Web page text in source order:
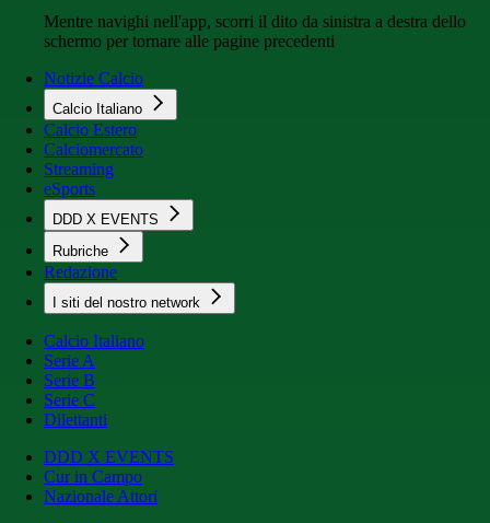
Mentre navighi nell'app, scorri il dito da sinistra a destra dello
schermo per tornare alle pagine precedenti
Notizie Calcio
Calcio Italiano
Calcio Estero
Calciomercato
Streaming
eSports
DDD X EVENTS
Rubriche
Redazione
I siti del nostro network
Calcio Italiano
Serie A
Serie B
Serie C
Dilettanti
DDD X EVENTS
Cur in Campo
Nazionale Attori